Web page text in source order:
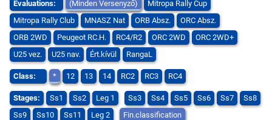
Evaluations: (Minden Versenyző)
Mitropa Rally Cup
Mitropa Rally Club
MNASZ Nat ORB Absz.
ORC Absz.
ORB 2WD
Peugeot RC.H. RC4/R2 ORC 2WD
ORC 2WD+
U25 vez.
U25 nav. Ért.kívül RangaL
Class: * 12 13 14 RC2 RC3 RC4
Stages: Ss1 Ss2 Leg 1 Ss3 Ss4 Ss5 Ss6 Ss7
Ss8
Ss9
Ss10 Ss11 Leg 2 Fin.classification